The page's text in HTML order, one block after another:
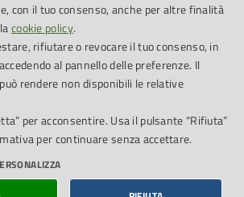
Credits
di accessibilità
accessibilità
con il tuo consenso, anche per altre finalità
cookie policy.
rifiutare o revocare il tuo consenso, in
al pannello delle preferenze. Il
rendere non disponibili le relative
per acconsentire. Usa il pulsante “Rifiuta”
per continuare senza accettare.